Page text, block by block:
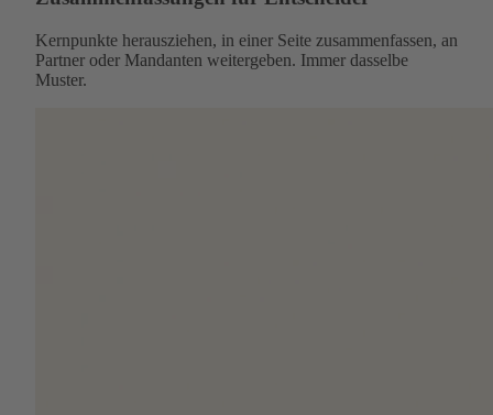
Kernpunkte herausziehen, in einer Seite zusammenfassen, an
Partner oder Mandanten weitergeben. Immer dasselbe
Muster.